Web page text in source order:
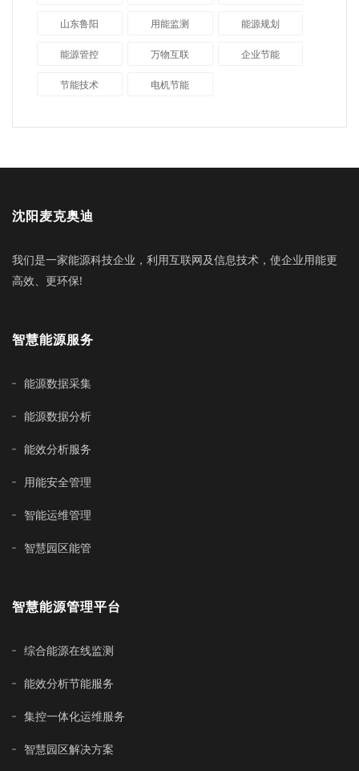
山东鲁阳 用能监测 能源规划
能源管控 万物互联 企业节能
节能技术 电机节能
沈阳麦克奥迪
我们是一家能源科技企业，利用互联网及信息技术，使企业用能更
高效、更环保!
智慧能源服务
能源数据采集
能源数据分析
能效分析服务
用能安全管理
智能运维管理
智慧园区能管
智慧能源管理平台
综合能源在线监测
能效分析节能服务
集控一体化运维服务
智慧园区解决方案